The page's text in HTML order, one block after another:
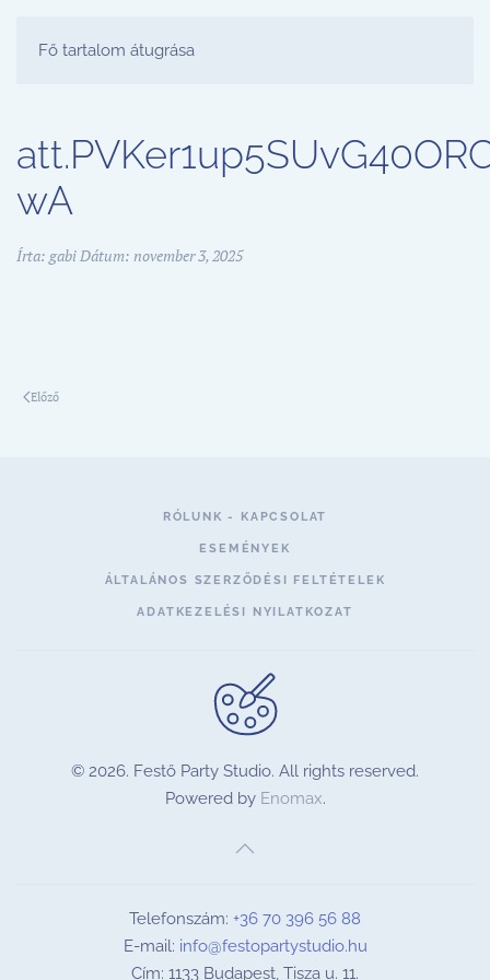
Fő tartalom átugrása
FESTŐ PARTY STÚDIÓ
wA
Írta: gabiDátum: november 3, 2025
Előző
RÓLUNK - KAPCSOLAT
ESEMÉNYEK
ÁLTALÁNOS SZERZŐDÉSI FELTÉTELEK
ADATKEZELÉSI NYILATKOZAT
© 2026. Festő Party Studio. All rights reserved.
Powered by Enomax.
Telefonszám: +36 70 396 56 88
E-mail: info@festopartystudio.hu
Cím: 1133 Budapest, Tisza u. 11.